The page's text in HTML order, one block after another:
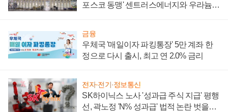
포스코 동맹' 센트러스에너지와 우라늄
금융
우체국 '매일이자 파킹통장' 5만 계좌 한
정으로 다시 출시, 최고 연 2.0% 금리
전자·전기·정보통신
SK하이닉스 노사 '성과급 주식 지급' 평행
선, 곽노정 'N% 성과급' 법적 논란 벗을지